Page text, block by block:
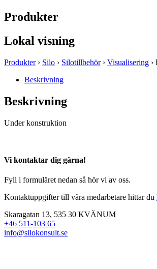
Produkter
Lokal visning
Produkter› Silo › Silotillbehör› Visualisering ›
Beskrivning
Beskrivning
Under konstruktion
Vi kontaktar dig gärna!
Fyll i formuläret nedan så hör vi av oss.
Kontaktuppgifter till våra medarbetare hittar du
Skaragatan 13, 535 30 KVÄNUM
+46 511-103 65
info@silokonsult.se